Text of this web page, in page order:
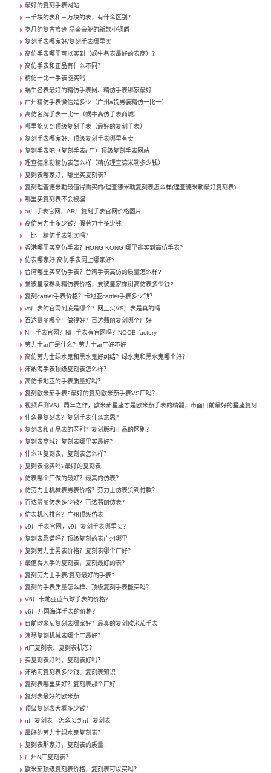
最好的复刻手表网站
三千块的表和三万块的表，有什么区别？
岁月的复古痕迹 品鉴帝舵的新款小铜盾
复刻手表哪家好/复刻手表哪里买
高仿手表哪里可以买到（蜗牛名表最好的表商）？
高仿手表和正品有什么不同？
精仿一比一手表能买吗
蜗牛名表最好的精仿手表网、精仿手表哪家最好
广州精仿手表微信是多少（广州a货男装精仿一比一）
高仿名牌手表一比一（蜗牛高仿手表商城）
哪里能买到顶级复刻手表（最好的复刻手表）
复刻手表哪家好、顶级复刻手表哪里有卖
复刻手表吧（复刻手表n厂）顶级复刻手表网站
理查德米勒精仿表怎么样（精仿理查德米勒多少钱）
复刻表哪家好、哪里买复刻表？
复刻理查德米勒最值得购买的/理查德米勒复刻表怎么样(理查德米勒最好复刻表)
哪里买复刻表不会被骗
ar厂手表官网，AR厂复刻手表官网价格图片
高仿劳力士多少钱？假劳力士多少钱
一比一精仿手表能买吗？
香港哪里买高仿手表？HONG KONG 哪里能买到高仿手表？
仿表哪家好,高仿手表网上哪家好?
台湾哪里买高仿手表？台湾手表高仿的质量怎么样?
爱彼皇家橡树精仿表价格，爱彼皇家橡树高仿表多少钱?
复刻cartier手表价格？卡地亚cartier手表多少钱？
vs厂表的官网到底是哪个？网上买VS厂表是真的吗
百达翡丽哪个厂做得好？百达翡丽复刻哪个厂好
N厂手表官网？N厂手表有官网吗？NOOB factory
劳力士ar厂是什么？劳力士ar厂好不好
高仿劳力士绿水鬼和黑水鬼好纠结？绿水鬼和黑水鬼哪个好？
沛纳海手表顶级复刻表怎么样？
高仿卡地亚的手表质量好吗？
复刻欧米茄手表?最好的复刻欧米茄手表VS厂吗？
视频评测VS厂周年之作，欧米茄星座才是欧米茄手表的精髓，市面目前最好的星座复刻
什么是复刻表？复刻手表什么意思？
复刻表和正品表的区别？复刻版和正品的区别？
复刻表商城？复刻表哪里买最好？
什么叫复刻表，复刻表怎么样？
复刻表能买吗?最好的复刻表!
仿表哪个厂做的最好？最真的仿表？
仿劳力士机械表男表价格？劳力士仿表货到付款？
百达翡丽仿表多少钱？百达翡丽仿表？
仿表机芯排名？广州顶级仿表！
v9厂手表官网，v9厂复刻手表哪里买？
复刻表靠谱吗？顶级复刻的表广州哪里
复刻劳力士男表价格？复刻表哪个厂好？
最值得入手的复刻表，复刻最好的表？
复刻劳力士手表/复刻最好的手表?
复刻的手表质量怎么样、顶级复刻手表能买吗？
V6厂卡地亚蓝气球手表的价格？
v6厂万国海洋手表的价格？
目前欧米茄复刻表哪家好？最真的复刻欧米茄手表
浪琴复刻机械表哪个厂最好？
rf厂复刻表、复刻表机芯？
买复刻表好吗、复刻表好吗？
沛纳海复刻表多少钱、复刻表知识！
复刻表哪里买好？复刻表那个厂好！
复刻表最好的欧米茄!
顶级复刻表大概多少钱？
n厂复刻表！怎么买到n厂复刻表
最好的劳力士绿水鬼复刻表？
复刻表那家好，复刻表的质量！
广州N厂复刻表？
欧米茄顶级复刻表价格，复刻表可以买吗？